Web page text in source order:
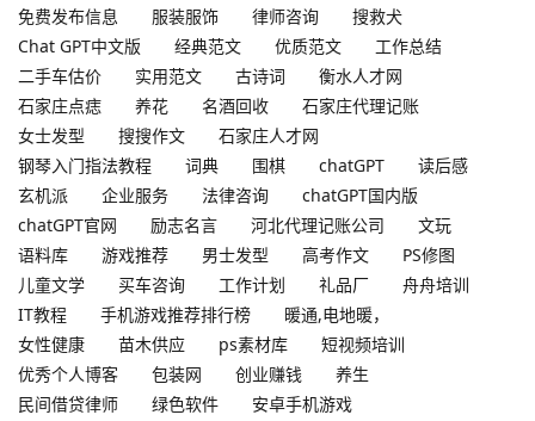
免费发布信息
服装服饰 律师咨询
搜救犬
Chat GPT中文版
经典范文 优质范文
工作总结
二手车估价
实用范文 古诗词
衡水人才网
石家庄点痣
养花 名酒回收
石家庄代理记账
女士发型
搜搜作文
石家庄人才网
钢琴入门指法教程
词典 围棋 chatGPT
读后感
玄机派
企业服务 法律咨询
chatGPT国内版
chatGPT官网
励志名言 河北代理记账公司
文玩
语料库
游戏推荐 男士发型 高考作文
PS修图
儿童文学
买车咨询 工作计划 礼品厂
舟舟培训
IT教程
手机游戏推荐排行榜
暖通,电地暖，
女性健康
苗木供应 ps素材库
短视频培训
优秀个人博客
包装网 创业赚钱
养生
民间借贷律师
绿色软件
安卓手机游戏